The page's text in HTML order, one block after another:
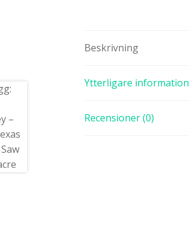
Beskrivning
Ytterligare information
Recensioner (0)